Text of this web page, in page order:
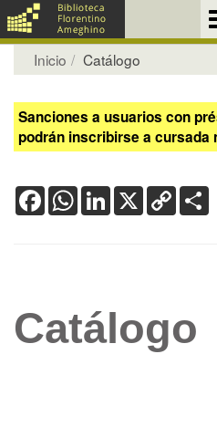
Inicio Catálogo
Sanciones a usuarios con
podrán inscribirse a cursada
FacebookWhatsApp
LinkedIn
X Copy
Link
Catálogo